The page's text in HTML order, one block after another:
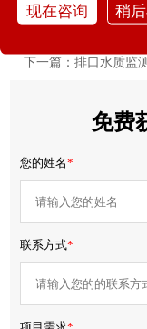
上一篇：排水管液位
下一篇：排口水质监
免费
您的姓名*
联系方式*
现在咨询 稍